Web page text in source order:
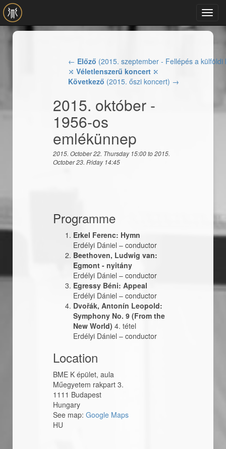
Skip to main content
← Előző (2015. szeptember - Fellépés a
⤨ Véletlenszerű koncert ⤪
Következő (2015. őszi koncert) →
2015. október -
1956-os
emlékünnep
2015. October 22. Thursday 15:00to2015.
October 23. Friday 14:45
Programme
Erkel Ferenc: Hymn
Erdélyi Dániel – conductor
Beethoven, Ludwig van:
Egmont - nyitány
Erdélyi Dániel – conductor
Egressy Béni: Appeal
Erdélyi Dániel – conductor
Dvořák, Antonín Leopold:
Symphony No. 9 (From the
New World) 4. tétel
Erdélyi Dániel – conductor
Location
BME K épület, aula
Műegyetem rakpart 3.
1111 Budapest
Hungary
See map: Google Maps
HU